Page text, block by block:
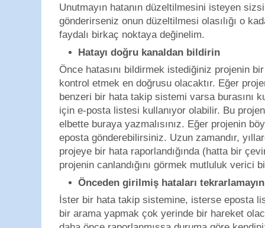
Unutmayın hatanın düzeltilmesini isteyen
gönderirseniz onun düzeltilmesi olasılığı o
faydalı birkaç noktaya değinelim.
Hatayı doğru kanaldan bildirin
Önce hatasını bildirmek istediğiniz projenin
kontrol etmek en doğrusu olacaktır. Eğer
benzeri bir hata takip sistemi varsa burasını
için e-posta listesi kullanıyor olabilir. Bu
elbette buraya yazmalısınız. Eğer projenin
eposta gönderebilirsiniz. Uzun zamandır,
projeye bir hata raporlandığında (hatta bir
projenin canlandığını görmek mutluluk verici
Önceden girilmiş hataları tekrarlamayın
İster bir hata takip sistemine, isterse eposta
bir arama yapmak çok yerinde bir hareket